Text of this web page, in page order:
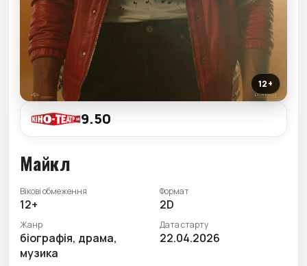
12+
9.50
Майкл
Вікові обмеження
12+
Формат
2D
Жанр
біографія, драма,
музика
Дата старту
22.04.2026